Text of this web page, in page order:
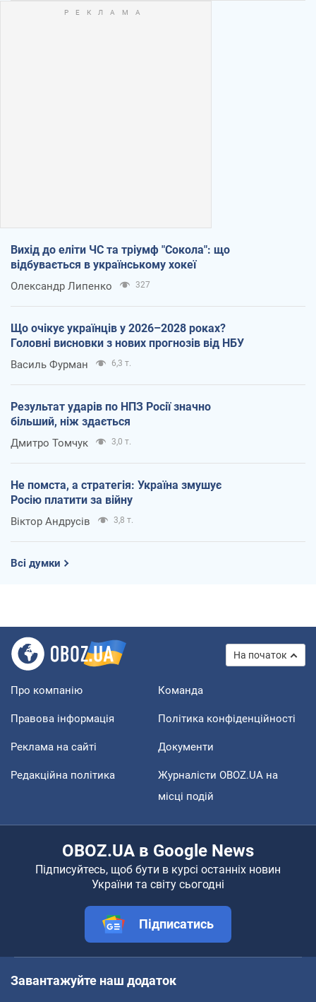
Вихід до еліти ЧС та тріумф "Сокола": що
відбувається в українському хокеї
Олександр Липенко 327
Що очікує українців у 2026–2028 роках?
Головні висновки з нових прогнозів від НБУ
Василь Фурман 6,3 т.
Результат ударів по НПЗ Росії значно
більший, ніж здається
Дмитро Томчук 3,0 т.
Не помста, а стратегія: Україна змушує
Росію платити за війну
Віктор Андрусів 3,8 т.
Всі думки
На початок
Про компанію Команда
Правова інформація Політика конфіденційності
Реклама на сайті Документи
Редакційна політика
Журналісти OBOZ.UA на
місці подій
OBOZ.UA в Google News
Підписуйтесь, щоб бути в курсі останніх новин
України та світу сьогодні
Підписатись
Завантажуйте наш додаток